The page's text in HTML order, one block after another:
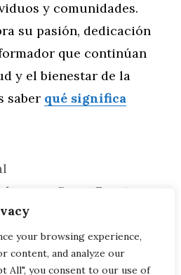
your browsing experience,
content, and analyze our
All", you consent to our use of
y comunidades.
su pasión, dedicación
que continúan
y el bienestar de la
saber qué significa
que Cruza Fronteras
Resonante en el
y Terapias Holísticas